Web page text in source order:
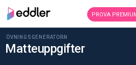
PROVA
ÖVNINGSGENERATORN
Matteuppgifter